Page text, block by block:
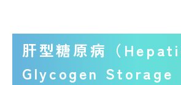
肝型糖原病（
Glycogen Storage